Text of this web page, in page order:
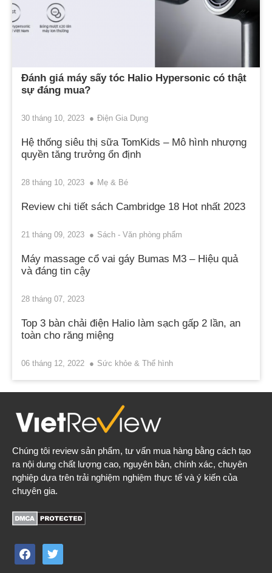
Đánh giá máy sấy tóc Halio Hypersonic có thật
sự đáng mua?
30 tháng 10, 2023 Điện Gia Dụng
Hệ thống siêu thị sữa TomKids – Mô hình nhượng
quyền tăng trưởng ổn định
28 tháng 10, 2023 Mẹ & Bé
Review chi tiết sách Cambridge 18 Hot nhất 2023
21 tháng 09, 2023 Sách - Văn phòng phẩm
Máy massage cổ vai gáy Bumas M3 – Hiệu quả
và đáng tin cậy
28 tháng 07, 2023
Top 3 bàn chải điện Halio làm sạch gấp 2 lần, an
toàn cho răng miệng
06 tháng 12, 2022 Sức khỏe & Thể hình
Chúng tôi review sản phẩm, tư vấn mua hàng bằng cách tạo
ra nội dung chất lượng cao, nguyên bản, chính xác, chuyên
nghiệp dựa trên trải nghiệm nghiệm thực tế và ý kiến của
chuyên gia.
facebooktwitter